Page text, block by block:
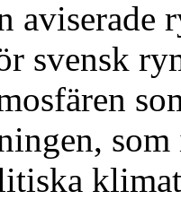
aviserade
svensk